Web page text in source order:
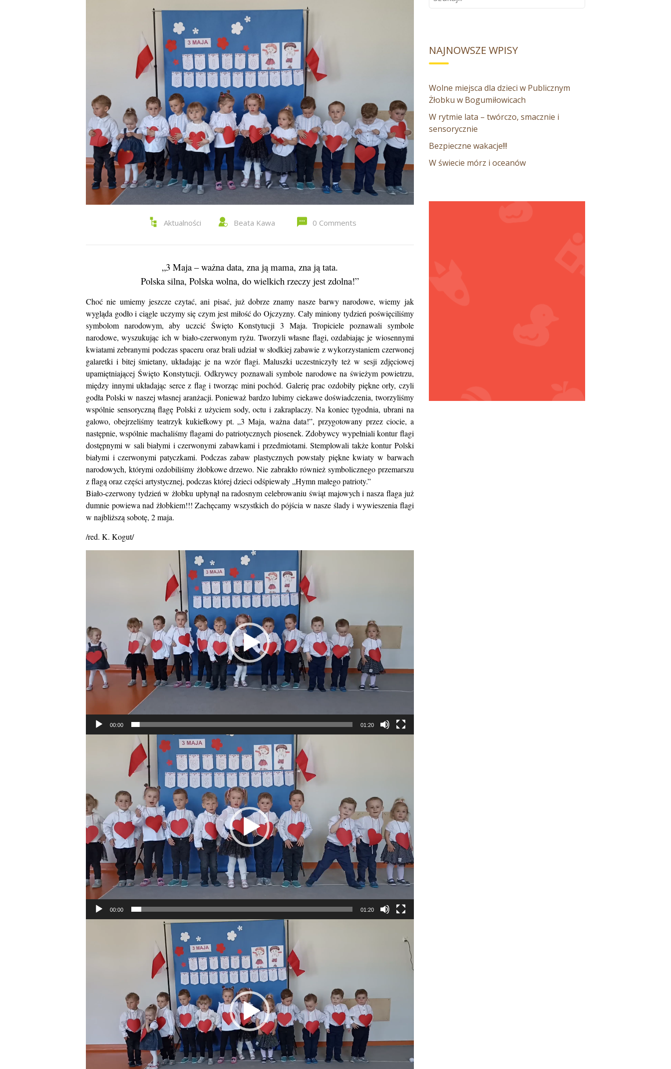
Aktualności Beata Kawa 0 Comments
„3 Maja – ważna data, zna ją mama, zna ją tata.
Polska silna, Polska wolna, do wielkich rzeczy jest zdolna!”
Choć nie umiemy jeszcze czytać, ani pisać, już dobrze znamy nasze barwy narodowe, wiemy jak
wygląda godło i ciągle uczymy się czym jest miłość do Ojczyzny. Cały miniony tydzień poświęciliśmy
symbolom narodowym, aby uczcić Święto Konstytucji 3 Maja. Tropiciele poznawali symbole
narodowe, wyszukując ich w biało-czerwonym ryżu. Tworzyli własne flagi, ozdabiając je wiosennymi
kwiatami zebranymi podczas spaceru oraz brali udział w słodkiej zabawie z wykorzystaniem czerwonej
galaretki i bitej śmietany, układając je na wzór flagi. Maluszki uczestniczyły też w sesji zdjęciowej
upamiętniającej Święto Konstytucji. Odkrywcy poznawali symbole narodowe na świeżym powietrzu,
między innymi układając serce z flag i tworząc mini pochód. Galerię prac ozdobiły piękne orły, czyli
godła Polski w naszej własnej aranżacji. Ponieważ bardzo lubimy ciekawe doświadczenia, tworzyliśmy
wspólnie sensoryczną flagę Polski z użyciem sody, octu i zakraplaczy. Na koniec tygodnia, ubrani na
galowo, obejrzeliśmy teatrzyk kukiełkowy pt. „3 Maja, ważna data!”, przygotowany przez ciocie, a
następnie, wspólnie machaliśmy flagami do patriotycznych piosenek. Zdobywcy wypełniali kontur flagi
dostępnymi w sali białymi i czerwonymi zabawkami i przedmiotami. Stemplowali także kontur Polski
białymi i czerwonymi patyczkami. Podczas zabaw plastycznych powstały piękne kwiaty w barwach
narodowych, którymi ozdobiliśmy żłobkowe drzewo. Nie zabrakło również symbolicznego przemarszu
z flagą oraz części artystycznej, podczas której dzieci odśpiewały „Hymn małego patrioty.”
Biało-czerwony tydzień w żłobku upłynął na radosnym celebrowaniu świąt majowych i nasza flaga już
dumnie powiewa nad żłobkiem!!! Zachęcamy wszystkich do pójścia w nasze ślady i wywieszenia flagi
w najbliższą sobotę, 2 maja.
/red. K. Kogut/
00:00 01:20
00:00 01:20
dla:
NAJNOWSZE WPISY
Wolne miejsca dla dzieci w Publicznym
Żłobku w Bogumiłowicach
W rytmie lata – twórczo, smacznie i
sensorycznie
Bezpieczne wakacje!!!
W świecie mórz i oceanów